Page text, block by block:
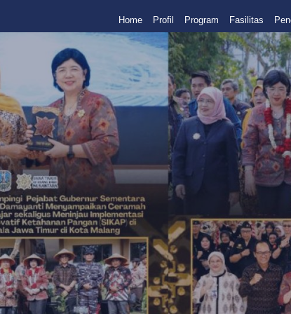
Home Profil Program Fasilitas